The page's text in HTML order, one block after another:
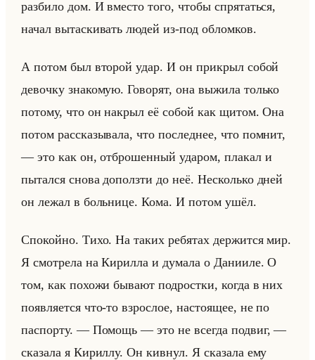
раз­би­ло дом. И вме­сто того, чтобы спря­таться,
начал вы­тас­ки­вать людей из-под об­лом­ков.
А потом был вто­рой удар. И он при­крыл собой
де­воч­ку зна­ко­мую. Го­во­рят, она вы­жи­ла только
по­то­му, что он на­крыл её собой как щитом. Она
потом рас­ска­зы­ва­ла, что по­след­нее, что пом­нит,
— это как он, от­бро­шен­ный уда­ром, пла­кал и
пы­тал­ся снова до­полз­ти до неё. Несколько дней
он лежал в больни­це. Кома. И потом ушёл.
Спо­койно. Тихо. На таких ре­бя­тах дер­жит­ся мир.
Я смот­ре­ла на Ки­рил­ла и ду­ма­ла о Да­ни­иле. О
том, как по­хо­жи бы­ва­ют под­рост­ки, когда в них
по­яв­ля­ет­ся что-то взрос­лое, на­сто­ящее, не по
пас­пор­ту. — По­мощь — это не все­гда по­двиг, —
ска­за­ла я Ки­рил­лу. Он кив­нул. Я ска­за­ла ему